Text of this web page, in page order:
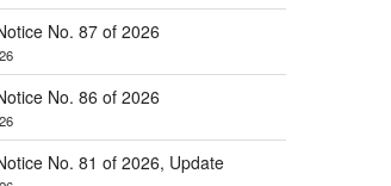
No. 87 of 2026
No. 86 of 2026
No. 81 of 2026, Update